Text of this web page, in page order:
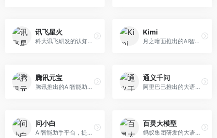
讯飞星火
科大讯飞研发的认知智能大模型，深度融合语音识别和自然语言处理技术。面向企业用户和教育领域，提供语音交互、文档处理、代码生成等服务，中文语音识别准确率高。
Kimi
月之暗面推出的AI智能助手，核心优势在于超长文本处理能力，支持20万字以上文档分析。面向学术研究者、职场人士和内容创作者，提供文档解读、PPT生成、联网搜索等综合服务。
腾讯元宝
腾讯推出的AI智能助手，整合微信生态和腾讯云服务。面向普通用户和企业客户，支持文档解析、图像理解、联网搜索等功能，与腾讯产品无缝衔接，办公协作便捷。
通义千问
阿里巴巴推出的大语言模型平台，提供对话问答、文档处理、图像理解、代码编写等全方位AI服务。面向企业用户和个人开发者，集成阿里云生态，支持多模态交互，企业级安全保障。
问小白
AI智能助手平台，提供知识问答、文本创作、文档处理等服务。面向普通用户和职场人士，操作简便，响应速度快，支持多场景应用。
百灵大模型
蚂蚁集团研发的大语言模型平台，专注于金融科技和企业服务。面向金融机构和企业客户，提供智能客服、风险分析、文档处理等服务，金融场景理解深入。